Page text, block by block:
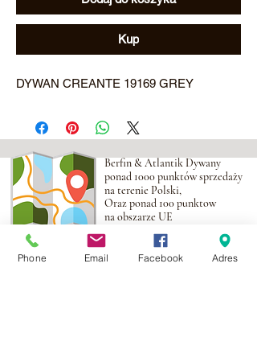
Kup
DYWAN CREANTE 19169 GREY
Berfin & Atlantik Dywany
ponad 1000 punktów sprzedaży
na terenie Polski,
Oraz ponad 100 punktow
na obszarze UE
Adres:
Al. Krakowska 2,
Phone Email Facebook Adres